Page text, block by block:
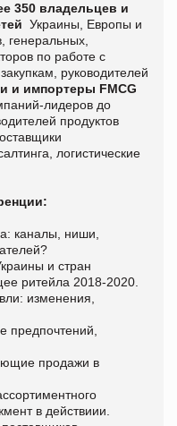
350 владельцев и
Украины, Европы и
генеральных,
по работе с
руководителей
и импортеры FMCG
лидеров до
продуктов
логистические
каналы, ниши,
и стран
ритейла 2018-2020.
изменения,
предпочтений,
продажи в
в действиии.